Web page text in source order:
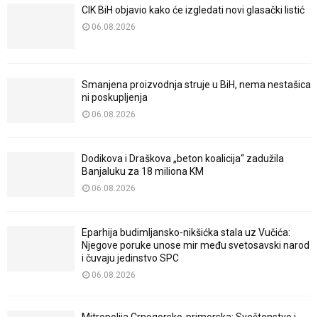
CIK BiH objavio kako će izgledati novi glasački listić
06.08.2026
Smanjena proizvodnja struje u BiH, nema nestašica
ni poskupljenja
06.08.2026
Dodikova i Draškova „beton koalicija“ zadužila
Banjaluku za 18 miliona KM
06.08.2026
Eparhija budimljansko-nikšićka stala uz Vučića:
Njegove poruke unose mir među svetosavski narod
i čuvaju jedinstvo SPC
06.08.2026